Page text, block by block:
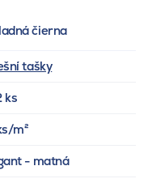
čierna
tašky
ks
m²
- matná